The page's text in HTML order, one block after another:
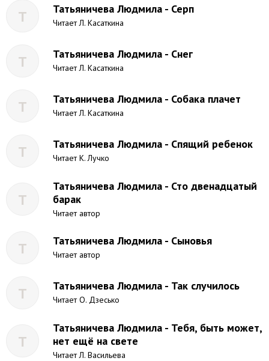
Т Татьяничева Людмила - Серп
Читает Л. Касаткина
Т Татьяничева Людмила - Снег
Читает Л. Касаткина
Т Татьяничева Людмила - Собака плачет
Читает Л. Касаткина
Т Татьяничева Людмила - Спящий ребенок
Читает К. Лучко
Т
Татьяничева Людмила - Сто двенадцатый
барак
Читает автор
Т Татьяничева Людмила - Сыновья
Читает автор
Т Татьяничева Людмила - Так случилось
Читает О. Дзесько
Т
Татьяничева Людмила - Тебя, быть может,
нет ещё на свете
Читает Л. Васильева